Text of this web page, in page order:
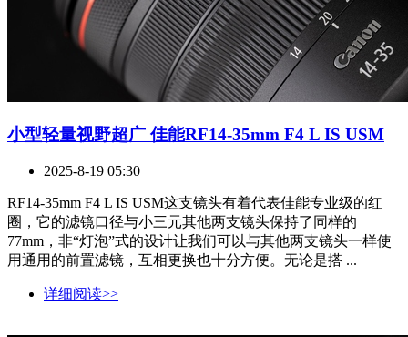
小型轻量视野超广 佳能RF14-35mm F4 L IS USM
2025-8-19 05:30
RF14-35mm F4 L IS USM这支镜头有着代表佳能专业级的红
圈，它的滤镜口径与小三元其他两支镜头保持了同样的
77mm，非“灯泡”式的设计让我们可以与其他两支镜头一样使
用通用的前置滤镜，互相更换也十分方便。无论是搭 ...
详细阅读>>